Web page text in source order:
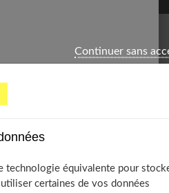
technologie équivalente pour
certaines de vos données
Continuer sans